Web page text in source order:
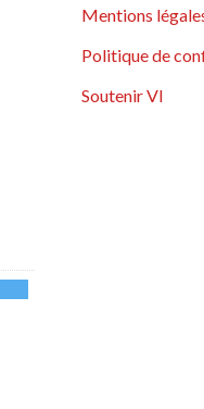
Mentions
Politique de
Soutenir VI